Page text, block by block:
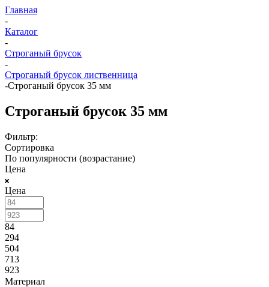
Главная
-
Каталог
-
Строганый брусок
-
Строганый брусок лиственница
-Строганый брусок 35 мм
Строганый брусок 35 мм
Фильтр:
Сортировка
По популярности (возрастание)
Цена
Цена
84
294
504
713
923
Материал